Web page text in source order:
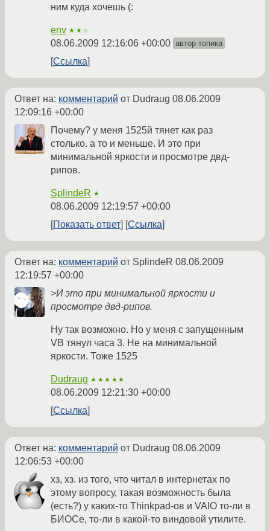
ним куда хочешь (:
env ★★☆
08.06.2009 12:16:06 +00:00 автор топика
Ссылка
Ответ на: комментарий от Dudraug 08.06.2009
12:09:16 +00:00
Почему? у меня 1525й тянет как раз
столько. а то и меньше. И это при
минимальной яркости и просмотре двд-
рипов.
SplindeR ★
08.06.2009 12:19:57 +00:00
Показать ответ
Ссылка
Ответ на: комментарий от SplindeR 08.06.2009
12:19:57 +00:00
>И это при минимальной яркости и
просмотре двд-рипов.
Ну так возможно. Но у меня с запущенным
VB тянул часа 3. Не на минимальной
яркости. Тоже 1525
Dudraug ★★★★★
08.06.2009 12:21:30 +00:00
Ссылка
Ответ на: комментарий от Dudraug 08.06.2009
12:06:53 +00:00
хз, хз. из того, что читал в интернетах по
этому вопросу, такая возможность была
(есть?) у каких-то Thinkpad-ов и VAIO то-ли в
БИОСе, то-ли в какой-то виндовой утилите.